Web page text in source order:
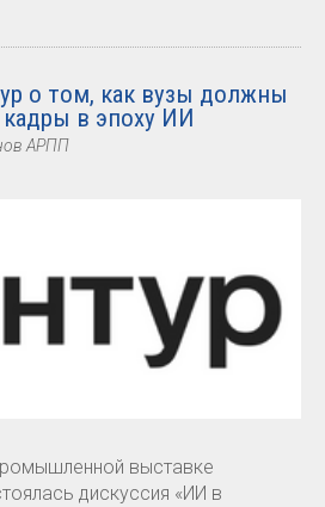
о том, как вузы должны
кадры в эпоху ИИ
АРПП
выставке
дискуссия «ИИ в